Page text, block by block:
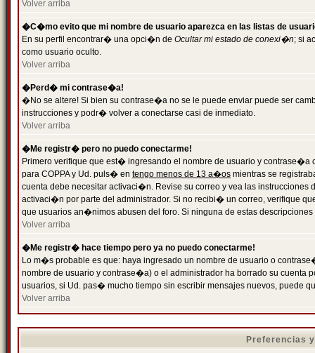
Volver arriba
�C�mo evito que mi nombre de usuario aparezca en las listas de
En su perfil encontrar� una opci�n de Ocultar mi estado de conexi�n; si
como usuario oculto.
Volver arriba
�Perd� mi contrase�a!
�No se altere! Si bien su contrase�a no se le puede enviar puede ser
instrucciones y podr� volver a conectarse casi de inmediato.
Volver arriba
�Me registr� pero no puedo conectarme!
Primero verifique que est� ingresando el nombre de usuario y
para COPPA y Ud. puls� en tengo menos de 13 a�os mientras se
cuenta debe necesitar activaci�n. Revise su correo y vea las
activaci�n por parte del administrador. Si no recibi� un correo, verifique
que usuarios an�nimos abusen del foro. Si ninguna de estas
Volver arriba
�Me registr� hace tiempo pero ya no puedo conectarme!
Lo m�s probable es que: haya ingresado un nombre de usuario o
nombre de usuario y contrase�a) o el administrador ha borrado su
usuarios, si Ud. pas� mucho tiempo sin escribir mensajes nuevos, puede
Volver arriba
Preferencias